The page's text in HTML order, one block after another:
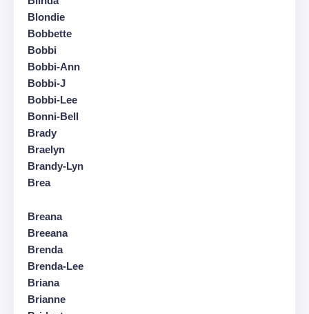
Blondie
Bobbette
Bobbi
Bobbi-Ann
Bobbi-J
Bobbi-Lee
Bonni-Bell
Brady
Braelyn
Brandy-Lyn
Brea
Breana
Breeana
Brenda
Brenda-Lee
Briana
Brianne